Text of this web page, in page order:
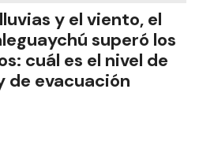
y el viento, el
superó los
cuál es el nivel de
de evacuación